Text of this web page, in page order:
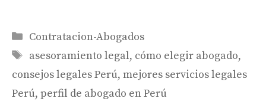
Categories
Contratacion-Abogados
Tags
asesoramiento legal, cómo elegir abogado,
consejos legales Perú, mejores servicios legales
Perú, perfil de abogado en Perú